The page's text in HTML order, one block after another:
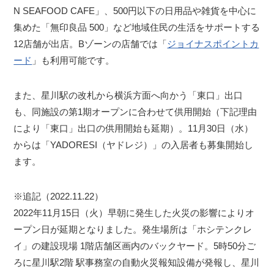
N SEAFOOD CAFE」、500円以下の日用品や雑貨を中心に
集めた「無印良品 500」など地域住民の生活をサポートする
12店舗が出店。Bゾーンの店舗では「ジョイナスポイントカ
ード 」も利用可能です。
また、星川駅の改札から横浜方面へ向かう「東口」出口
も、同施設の第1期オープンに合わせて供用開始（下記理由
により「東口」出口の供用開始も延期）。11月30日（水）
からは「YADORESI（ヤドレジ）」の入居者も募集開始し
ます。
※追記（2022.11.22）
2022年11月15日（火）早朝に発生した火災の影響によりオ
ープン日が延期となりました。発生場所は「ホシテンクレ
イ」の建設現場 1階店舗区画内のバックヤード。5時50分ご
ろに星川駅2階 駅事務室の自動火災報知設備が発報し、星川